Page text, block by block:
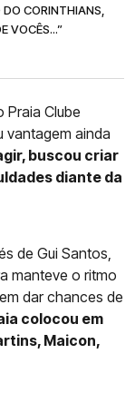
CORINTHIANS,
VOCÊS...”
Clube
vantagem ainda
buscou criar
diante da
de Gui Santos,
manteve o ritmo
dar chances de
colocou em
Maicon,